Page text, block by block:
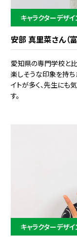
キャラクターデザ
安部 真里菜さん（
愛知県の専門学校と
楽しそうな印象を持ち
イトが多く、先生にも
す。
キャラクターデザ